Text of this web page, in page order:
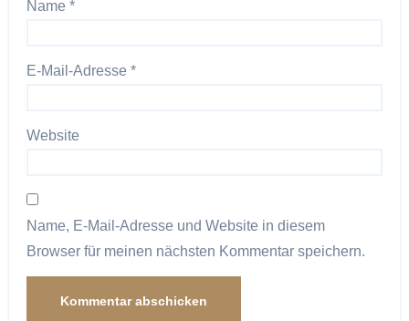
Name*
E-Mail-Adresse*
Website
Name, E-Mail-Adresse und Website in diesem
Browser für meinen nächsten Kommentar speichern.